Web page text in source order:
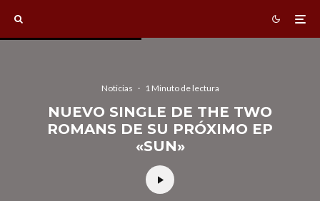
Noticias · 1 Minuto de lectura
NUEVO SINGLE DE THE TWO
ROMANS DE SU PRÓXIMO EP
«SUN»